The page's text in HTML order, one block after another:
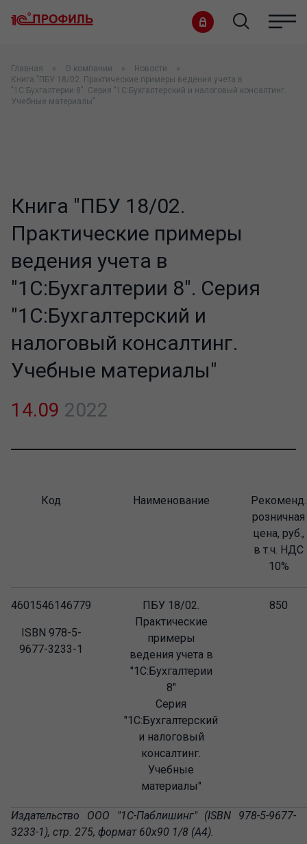
Главная О компании
Новости
Книга "ПБУ 18/02. Практические примеры ведения учета в
"1С:Бухгалтерии 8". Серия "1С:Бухгалтерский и налоговый консалтинг.
Учебные материалы"
Книга "ПБУ 18/02.
Практические примеры
ведения учета в
"1С:Бухгалтерии 8". Серия
"1С:Бухгалтерский и
налоговый консалтинг.
Учебные материалы"
14.09 2022
Код Наименование
Рекоменд.
розничная
цена, руб.,
в т.ч. НДС
10%
4601546146779
ISBN 978-5-
9677-3233-1
ПБУ 18/02.
Практические
примеры
ведения учета в
"1С:Бухгалтерии
8"
Серия
"1С:Бухгалтерский
и налоговый
консалтинг.
Учебные
материалы"
850
Издательство ООО "1С-Паблишинг" (ISBN 978-5-9677-
3233-1), стр. 275, формат 60х90 1/8 (А4).